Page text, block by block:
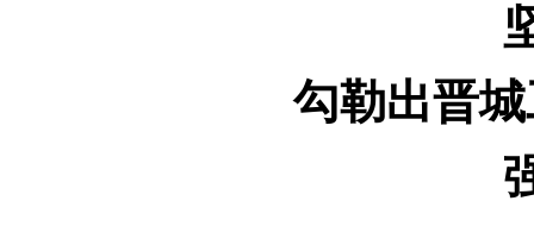
勾勒出晋